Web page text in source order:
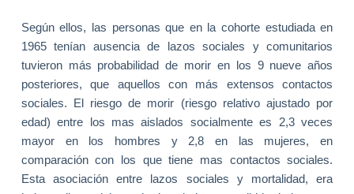
Según ellos, las personas que en la cohorte estudiada en
1965 tenían ausencia de lazos sociales y comunitarios
tuvieron más probabilidad de morir en los 9 nueve años
posteriores, que aquellos con más extensos contactos
sociales. El riesgo de morir (riesgo relativo ajustado por
edad) entre los mas aislados socialmente es 2,3 veces
mayor en los hombres y 2,8 en las mujeres, en
comparación con los que tiene mas contactos sociales.
Esta asociación entre lazos sociales y mortalidad, era